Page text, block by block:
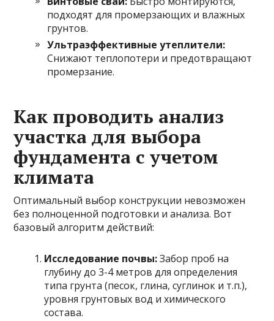
подходят для промерзающих и влажных
грунтов.
Ультраэффективные утеплители:
Снижают теплопотери и предотвращают
промерзание.
Как проводить анализ
участка для выбора
фундамента с учетом
климата
Оптимальный выбор конструкции невозможен
без полноценной подготовки и анализа. Вот
базовый алгоритм действий:
Исследование почвы:Забор проб на
глубину до 3-4 метров для определения
типа грунта (песок, глина, суглинок и т.п.),
уровня грунтовых вод и химического
состава.